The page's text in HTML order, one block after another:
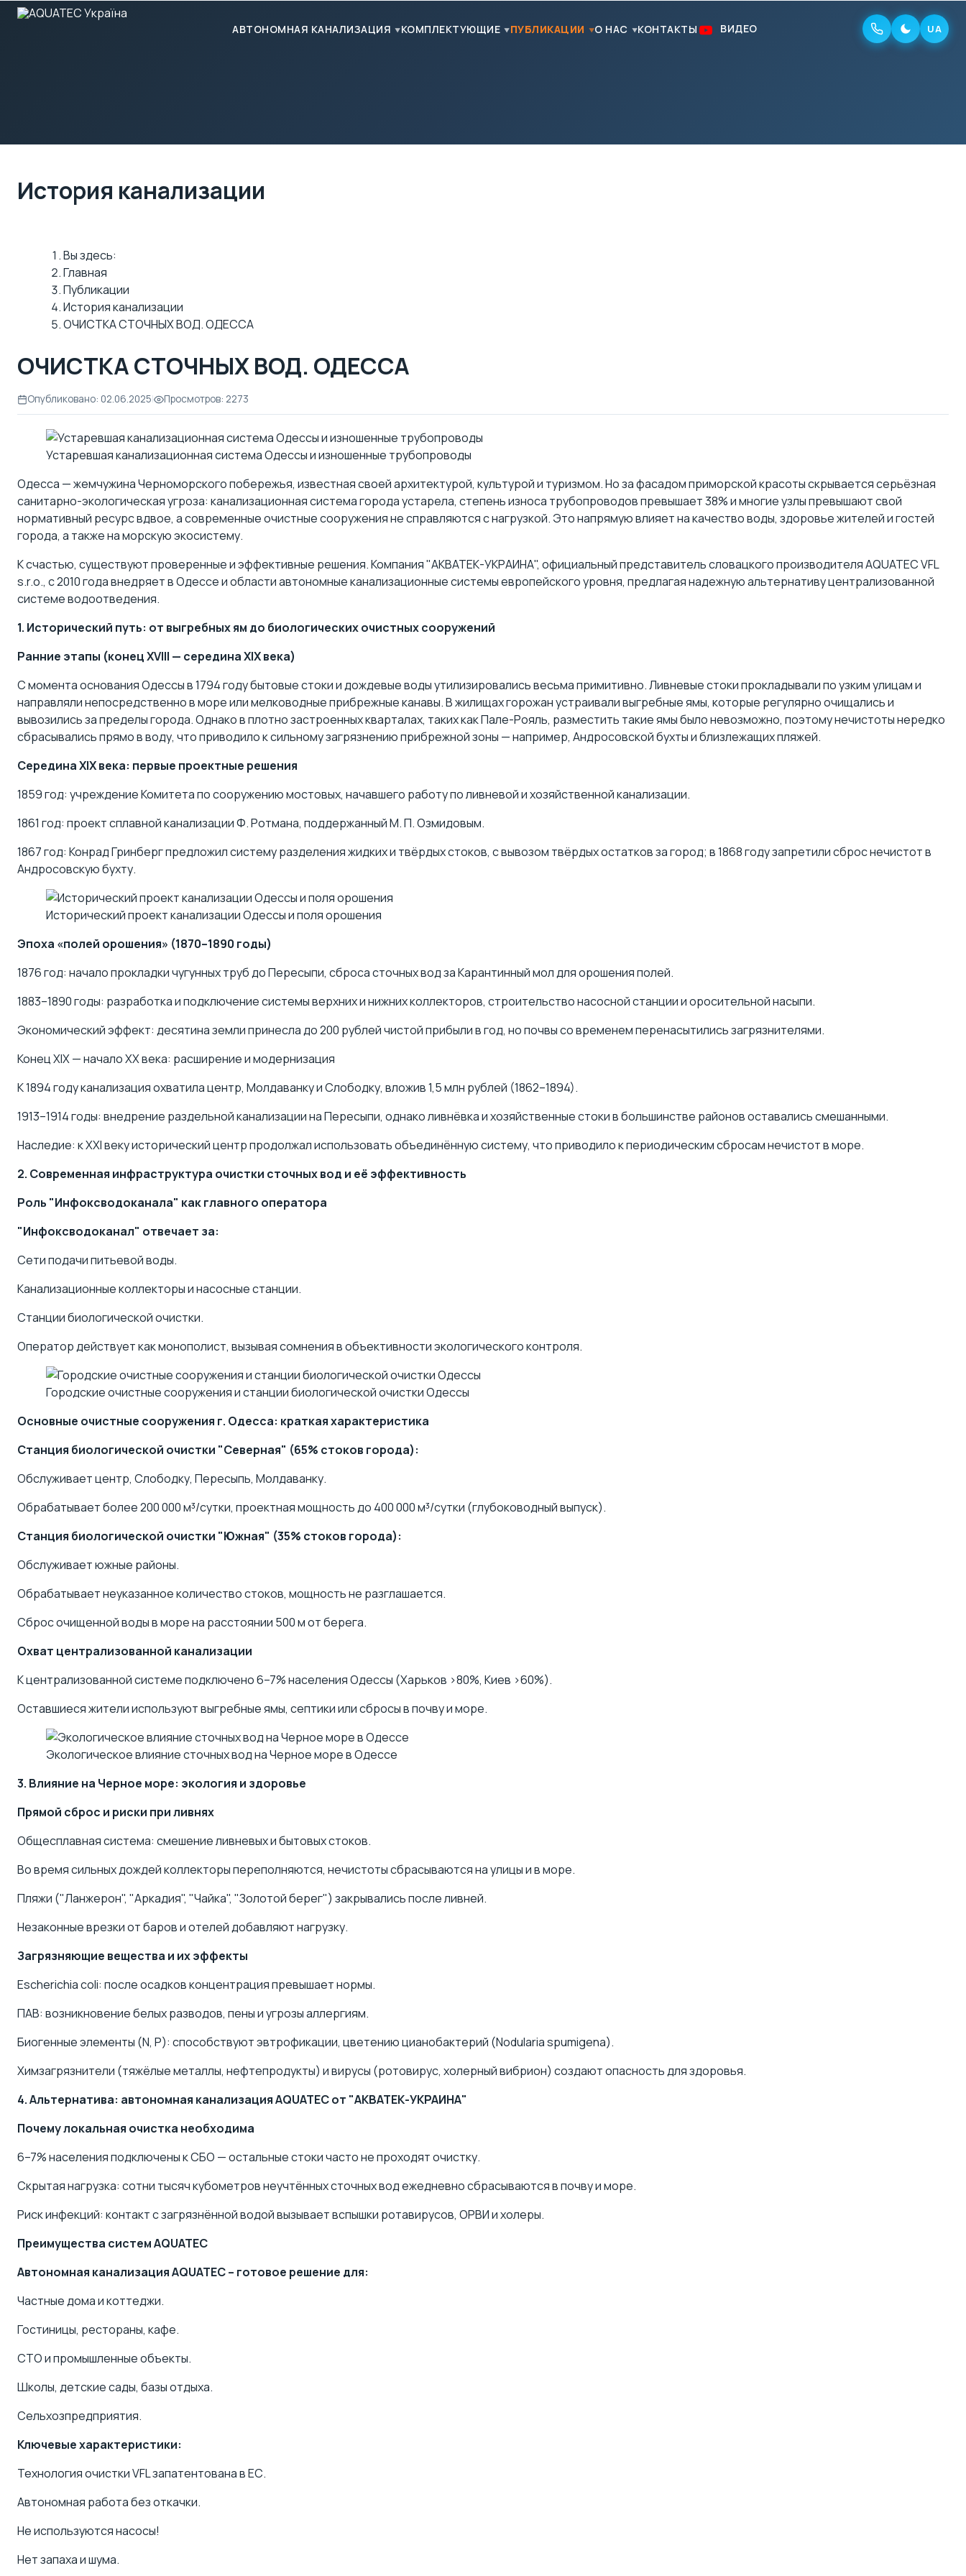
АВТОНОМНАЯ КАНАЛИЗАЦИЯ КОМПЛЕКТУЮЩИЕ ПУБЛИКАЦИИ О НАС КОНТАКТЫ ВИДЕО UA
История канализации
Вы здесь:
Главная
Публикации
История канализации
ОЧИСТКА СТОЧНЫХ ВОД. ОДЕССА
ОЧИСТКА СТОЧНЫХ ВОД. ОДЕССА
Опубликовано: 02.06.2025| Просмотров: 2273
Устаревшая канализационная система Одессы и изношенные трубопроводы
Одесса — жемчужина Черноморского побережья, известная своей архитектурой, культурой и туризмом. Но за фасадом приморской красоты скрывается серьёзная
санитарно-экологическая угроза: канализационная система города устарела, степень износа трубопроводов превышает 38% и многие узлы превышают свой
нормативный ресурс вдвое, а современные очистные сооружения не справляются с нагрузкой. Это напрямую влияет на качество воды, здоровье жителей и гостей
города, а также на морскую экосистему.
К счастью, существуют проверенные и эффективные решения.Компания "АКВАТЕК-УКРАИНА", официальный представитель словацкого производителя AQUATEC VFL
s.r.o., с 2010 года внедряет в Одессе и области автономные канализационные системы европейского уровня, предлагаянадежную альтернативу централизованной
системе водоотведения.
1. Исторический путь: от выгребных ям до биологических очистных сооружений
Ранние этапы (конец XVIII — середина XIX века)
С момента основания Одессы в 1794 году бытовые стоки и дождевые воды утилизировались весьма примитивно. Ливневые стоки прокладывали по узким улицам и
направляли непосредственно в море или мелководные прибрежные канавы. В жилищах горожан устраивали выгребные ямы, которые регулярно очищались и
вывозились за пределы города. Однако в плотно застроенных кварталах, таких как Пале-Рояль, разместить такие ямы было невозможно, поэтому нечистоты нередко
сбрасывались прямо в воду, что приводило к сильному загрязнению прибрежной зоны — например, Андросовской бухты и близлежащих пляжей.
Середина XIX века: первые проектные решения
1859 год: учреждение Комитета по сооружению мостовых, начавшего работу по ливневой и хозяйственной канализации.
1861 год: проект сплавной канализации Ф. Ротмана, поддержанный М. П. Озмидовым.
1867 год: Конрад Гринберг предложил систему разделения жидких и твёрдых стоков, с вывозом твёрдых остатков за город; в 1868 году запретили сброс нечистот в
Андросовскую бухту.
Исторический проект канализации Одессы и поля орошения
Эпоха «полей орошения» (1870–1890 годы)
1876 год: начало прокладки чугунных труб до Пересыпи, сброса сточных вод за Карантинный мол для орошения полей.
1883–1890 годы: разработка и подключение системы верхних и нижних коллекторов, строительство насосной станциии оросительной насыпи.
Экономический эффект: десятина земли принесла до 200 рублей чистой прибыли в год, но почвы со временем перенасытились загрязнителями.
Конец XIX — начало XX века: расширение и модернизация
К 1894 году канализация охватила центр, Молдаванку и Слободку, вложив 1,5 млн рублей (1862–1894).
1913–1914 годы: внедрение раздельной канализации на Пересыпи, однако ливнёвка и хозяйственные стоки в большинстве районов оставались смешанными.
Наследие: к XXI веку исторический центр продолжал использовать объединённую систему, что приводило к периодическим сбросам нечистот в море.
2. Современная инфраструктура очистки сточных вод и её эффективность
Роль "Инфоксводоканала" как главного оператора
"Инфоксводоканал" отвечает за:
Сети подачи питьевой воды.
Канализационные коллекторы и насосные станции.
Станции биологической очистки.
Оператор действует как монополист, вызывая сомнения в объективности экологического контроля.
Городские очистные сооружения и станции биологической очистки Одессы
Основные очистные сооружения г. Одесса: краткая характеристика
Станция биологической очистки "Северная" (65% стоков города):
Обслуживает центр, Слободку, Пересыпь, Молдаванку.
Обрабатывает более 200 000 м³/сутки, проектная мощность до 400 000 м³/сутки (глубоководный выпуск).
Станция биологической очистки "Южная" (35% стоков города):
Обслуживает южные районы.
Обрабатывает неуказанное количество стоков, мощность не разглашается.
Сброс очищенной воды в море на расстоянии 500 м от берега.
Охват централизованной канализации
К централизованной системе подключено 6–7% населения Одессы (Харьков >80%, Киев >60%).
Оставшиеся жители используют выгребные ямы, септики или сбросы в почву и море.
Экологическое влияние сточных вод на Черное море в Одессе
3. Влияние на Черное море: экология и здоровье
Прямой сброс и риски при ливнях
Общесплавная система: смешение ливневых и бытовых стоков.
Во время сильных дождей коллекторы переполняются, нечистоты сбрасываются на улицы и в море.
Пляжи ("Ланжерон", "Аркадия", "Чайка", "Золотой берег") закрывались после ливней.
Незаконные врезки от баров и отелей добавляют нагрузку.
Загрязняющие вещества и их эффекты
Escherichia coli: после осадков концентрация превышает нормы.
ПАВ: возникновение белых разводов, пены и угрозы аллергиям.
Биогенные элементы (N, P): способствуют эвтрофикации, цветению цианобактерий (Nodularia spumigena).
Химзагрязнители (тяжёлые металлы, нефтепродукты) и вирусы (ротовирус, холерный вибрион) создают опасность для здоровья.
4. Альтернатива: автономная канализация AQUATEC от "АКВАТЕК-УКРАИНА"
Почему локальная очистка необходима
6–7% населения подключены к СБО — остальные стоки часто не проходят очистку.
Скрытая нагрузка: сотни тысяч кубометров неучтённых сточных вод ежедневно сбрасываются в почву и море.
Риск инфекций: контакт с загрязнённой водой вызывает вспышки ротавирусов, ОРВИ и холеры.
Преимущества систем AQUATEC
Автономная канализация AQUATEC – готовое решение для:
Частные дома и коттеджи.
Гостиницы, рестораны, кафе.
СТО и промышленные объекты.
Школы, детские сады, базы отдыха.
Сельхозпредприятия.
Ключевые характеристики:
Технология очистки VFL запатентована в ЕС.
Автономная работа без откачки.
Не используются насосы!
Нет запаха и шума.